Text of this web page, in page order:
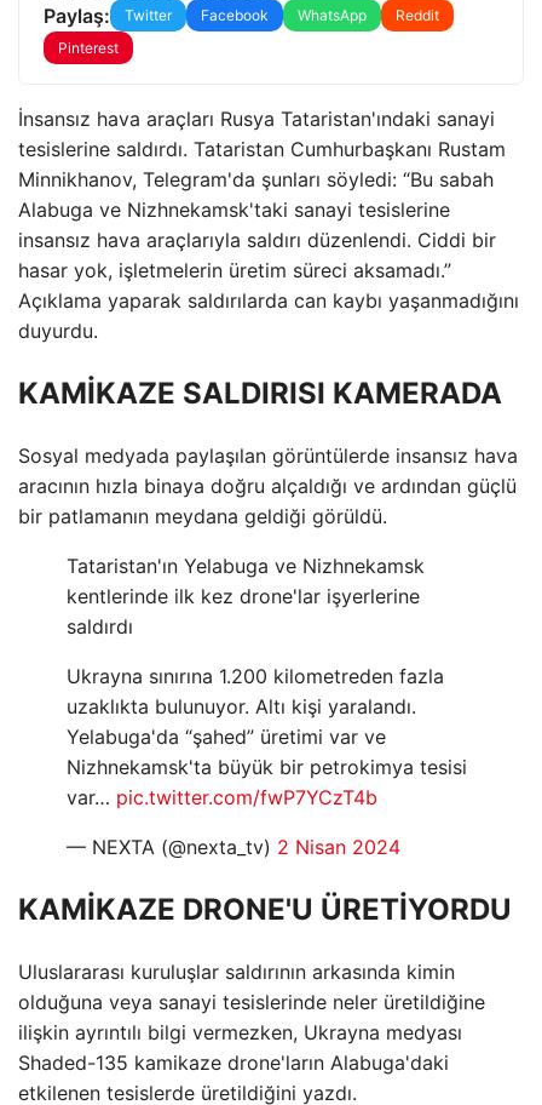
Paylaş: Twitter Facebook WhatsApp
Reddit
Pinterest
İnsansız hava araçları Rusya Tataristan'ındaki sanayi
tesislerine saldırdı. Tataristan Cumhurbaşkanı Rustam
Minnikhanov, Telegram'da şunları söyledi: “Bu sabah
Alabuga ve Nizhnekamsk'taki sanayi tesislerine
insansız hava araçlarıyla saldırı düzenlendi. Ciddi bir
hasar yok, işletmelerin üretim süreci aksamadı.”
Açıklama yaparak saldırılarda can kaybı yaşanmadığını
duyurdu.
KAMİKAZE SALDIRISI KAMERADA
Sosyal medyada paylaşılan görüntülerde insansız hava
aracının hızla binaya doğru alçaldığı ve ardından güçlü
bir patlamanın meydana geldiği görüldü.
Tataristan'ın Yelabuga ve Nizhnekamsk
kentlerinde ilk kez drone'lar işyerlerine
saldırdı
Ukrayna sınırına 1.200 kilometreden fazla
uzaklıkta bulunuyor. Altı kişi yaralandı.
Yelabuga'da “şahed” üretimi var ve
Nizhnekamsk'ta büyük bir petrokimya tesisi
var… pic.twitter.com/fwP7YCzT4b
— NEXTA (@nexta_tv) 2 Nisan 2024
KAMİKAZE DRONE'U ÜRETİYORDU
Uluslararası kuruluşlar saldırının arkasında kimin
olduğuna veya sanayi tesislerinde neler üretildiğine
ilişkin ayrıntılı bilgi vermezken, Ukrayna medyası
Shaded-135 kamikaze drone'ların Alabuga'daki
etkilenen tesislerde üretildiğini yazdı.